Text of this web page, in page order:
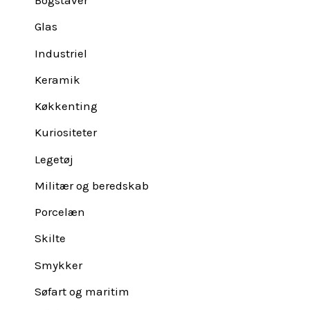
Glas
Industriel
Keramik
Køkkenting
Kuriositeter
Legetøj
Militær og beredskab
Porcelæn
Skilte
Smykker
Søfart og maritim